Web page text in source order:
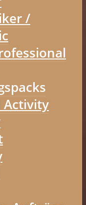
/
Activity